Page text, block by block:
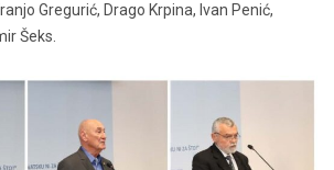
Gregurić, Drago Krpina, Ivan Penić,
Šeks.